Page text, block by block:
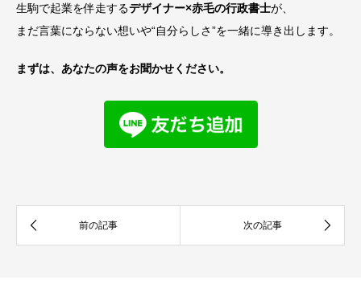
生駒で起業を伴走するデザイナー×赤毛の行政書士が、
まだ言葉にならない想いや“自分らしさ”を一緒に導き出します。
まずは、あなたの声をお聞かせください。